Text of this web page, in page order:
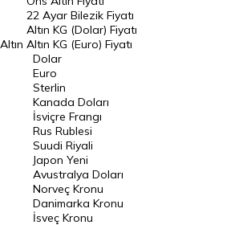
Dolar Kuru
Euro Kuru
Pound Kuru
Frank Kuru
Riyal Kuru
Avustralya Doları
Danimarka Kronu Kuru
Kanada Doları Kuru
Altın
22 Ayar Bilezik Fiyatı
Altın KG (Dolar) Fiyatı
Altın KG (Euro) Fiyatı
Dolar
Euro
Sterlin
Kanada Doları
İsviçre Frangı
Rus Rublesi
Suudi Riyali
Japon Yeni
Avustralya Doları
Norveç Kronu
Danimarka Kronu
İsveç Kronu